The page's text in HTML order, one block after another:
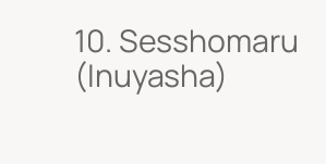
10. Sesshomaru
(Inuyasha)